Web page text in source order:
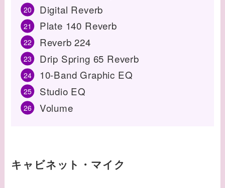
Digital Reverb
Plate 140 Reverb
Reverb 224
Drip Spring 65 Reverb
10-Band Graphic EQ
Studio EQ
Volume
キャビネット・マイク